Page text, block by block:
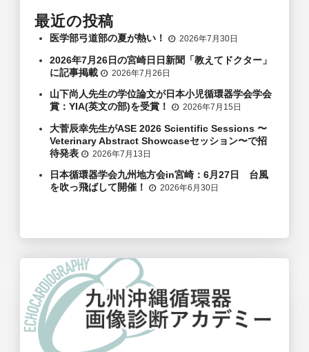
最近の投稿
医学部弓道部の夏が熱い！ 2026年7月30日
2026年7月26日の宮崎日日新聞「教えてドクター」
に記事掲載
2026年7月26日
山下尚人先生の学位論文が日本小児循環器学会学会
賞：YIA(英文の部)を受賞！
2026年7月15日
大菅辰幸先生がASE 2026 Scientific Sessions 〜
Veterinary Abstract Showcaseセッション〜で招
待発表
2026年7月13日
日本循環器学会九州地方会in宮崎：6月27日 台風
を吹っ飛ばして開催！
2026年6月30日